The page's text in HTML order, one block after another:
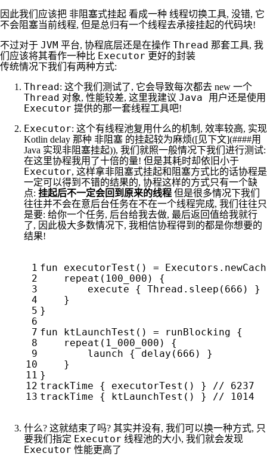
因此我们应该把 非阻塞式挂起 看成一种 线程切换工具, 没错, 它
不会阻塞当前线程, 但是总归有一个线程去承接挂起的代码块!
不过对于 JVM 平台, 协程底层还是在操作 Thread 那套工具, 我
们应该将其看作一种比 Executor 更好的封装
传统情况下我们有两种方式:
Thread : 这个我们测试了, 它会导致每次都去 new 一个
Thread 对象, 性能较差, 这里我建议 Java 用户还是使用
Executor 提供的那一套线程工具吧!
Executor: 这个有线程池复用什么的机制, 效率较高, 实现
Kotlin delay 那种 非阻塞 的挂起较为麻烦([见下文](####用
Java 实现非阻塞挂起)), 我们就照一般情况下我们进行测试:
在这里协程我用了十倍的量! 但是其耗时却依旧小于
Executor, 这样拿非阻塞式挂起和阻塞方式比的话协程是
一定可以得到不错的结果的, 协程这样的方式只有一个缺
点: 挂起后不一定会回到原来的线程 但是很多情况下我们
往往并不会在意后台任务在不在一个线程完成, 我们往往只
是要: 给你一个任务, 后台给我去做, 最后返回值给我就行
了, 因此极大多数情况下, 我相信协程得到的都是你想要的
结果!
fun executorTest () = Executors .
repeat ( 100 _000 )
{
execute
{ Thread . sleep ( 666 )
}
}
}
fun
ktLaunchTest () = runBlocking
{
repeat ( 1 _000_000 )
{
launch
{ delay ( 666 )
}
}
}
trackTime
{ executorTest () }
trackTime
{ ktLaunchTest () }
什么? 这就结束了吗? 其实并没有, 我们可以换一种方式, 只
要我们指定 Executor 线程池的大小, 我们就会发现
Executor 性能更高了